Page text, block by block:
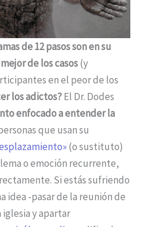
de 12 pasos son en su
de los casos(y
en el peor de los
los adictos?El Dr. Dodes
enfocado a entender la
que usan su
(o sustituto)
o emoción recurrente,
Si estás sufriendo
idea -pasar de la reunión de
iglesia y apartar